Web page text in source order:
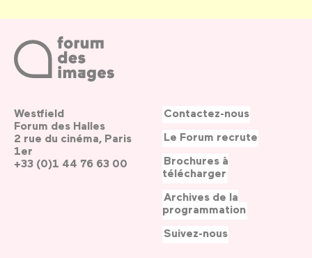
Westfield
Forum des Halles
2 rue du cinéma, Paris
1er
+33 (0)1 44 76 63 00
Contactez-nous
Le Forum recrute
Brochures à
télécharger
Archives de la
programmation
Suivez-nous